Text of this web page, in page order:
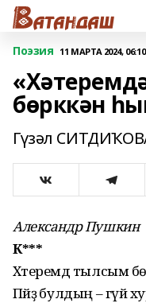
Поэзия 11 МАРТА 2024, 06:10
бөрккән
Гүзәл
Александр Пушкин
К***
Хәтеремдә тылсым
Пәйҙә булдың – гүйә